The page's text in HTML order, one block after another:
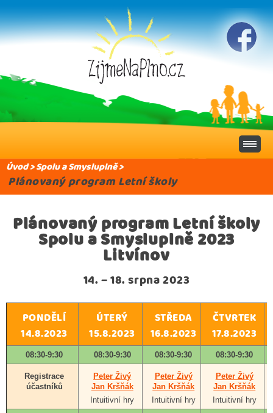
Úvod>Spolu a Smysluplně>
Plánovaný program Letní školy
Plánovaný program Letní školy
Spolu a Smysluplně 2023
Litvínov
14. – 18. srpna 2023
PONDĚLÍ
14.8.2023
ÚTERÝ
15.8.2023
STŘEDA
16.8.2023
ČTVRTEK
17.8.2023
08:30-9:30 08:30-9:30 08:30-9:30 08:30-9:30
Registrace
účastníků
Peter Živý
Jan Kršňák
Intuitivní hry
Peter Živý
Jan Kršňák
Intuitivní hry
Peter Živý
Jan Kršňák
Intuitivní hry